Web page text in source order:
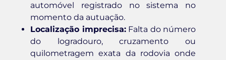
automóvel registrado no sistema no
momento da autuação.
Localização imprecisa:Falta do número
do logradouro, cruzamento ou
quilometragem exata da rodovia onde